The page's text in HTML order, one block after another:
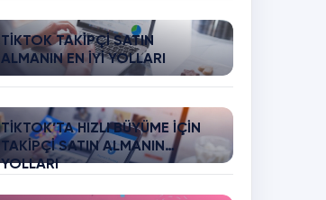
TIKTOK TAKIPÇI SATIN
ALMANIN EN İYI YOLLARI
TIKTOK’TA HIZLI BÜYÜME İÇIN
TAKIPÇI SATIN ALMANIN
YOLLARI